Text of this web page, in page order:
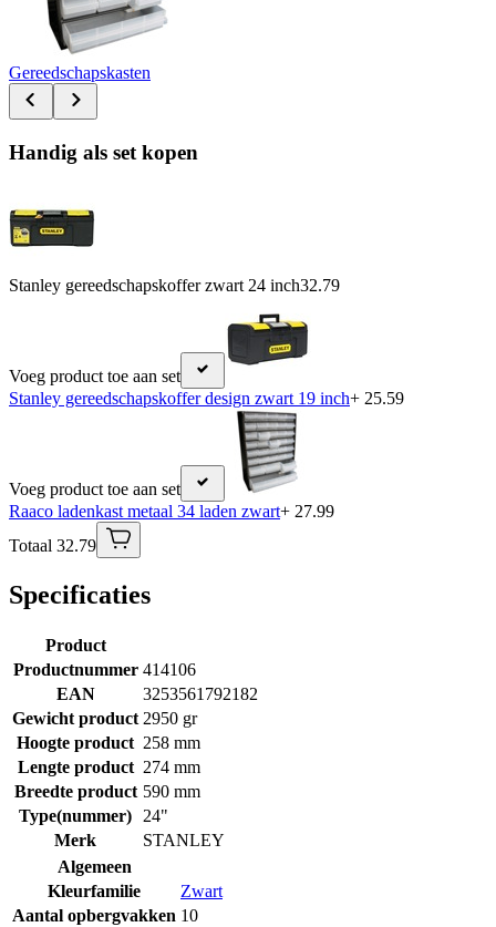
Gereedschapskasten
Handig als set kopen
Stanley gereedschapskoffer zwart 24 inch32.79
Voeg product toe aan set
Stanley gereedschapskoffer design zwart 19 inch+ 25.59
Voeg product toe aan set
Raaco ladenkast metaal 34 laden zwart+ 27.99
Totaal 32.79
Specificaties
Product
Productnummer 414106
EAN
3253561792182
Gewicht product 2950 gr
Hoogte product 258 mm
Lengte product 274 mm
Breedte product 590 mm
Type(nummer)
24"
Merk
STANLEY
Algemeen
Kleurfamilie
Zwart
Aantal opbergvakken 10